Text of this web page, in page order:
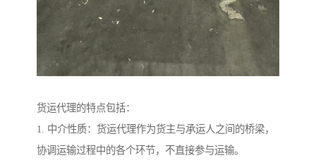
货运代理的特点包括：
1. 中介性质：货运代理作为货主与承运人之间的桥梁，
协调运输过程中的各个环节，不直接参与运输。